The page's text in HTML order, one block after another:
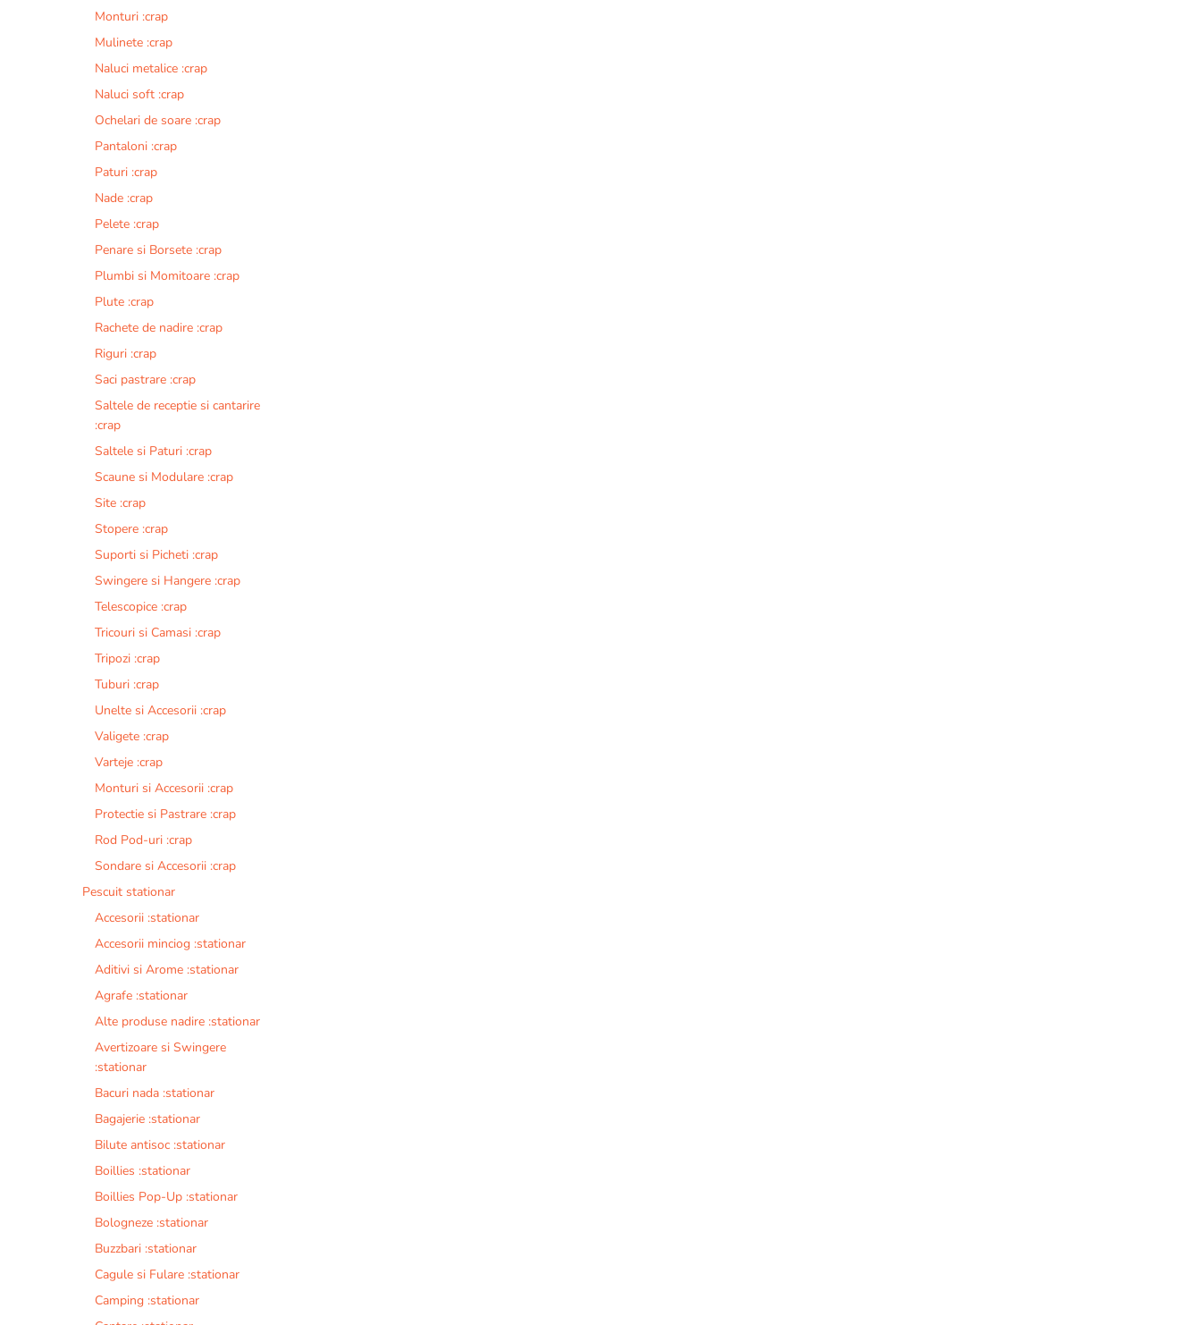
Monturi :crap
Mulinete :crap
Naluci metalice :crap
Naluci soft :crap
Ochelari de soare :crap
Pantaloni :crap
Paturi :crap
Nade :crap
Pelete :crap
Penare si Borsete :crap
Plumbi si Momitoare :crap
Plute :crap
Rachete de nadire :crap
Riguri :crap
Saci pastrare :crap
Saltele de receptie si cantarire
:crap
Saltele si Paturi :crap
Scaune si Modulare :crap
Site :crap
Stopere :crap
Suporti si Picheti :crap
Swingere si Hangere :crap
Telescopice :crap
Tricouri si Camasi :crap
Tripozi :crap
Tuburi :crap
Unelte si Accesorii :crap
Valigete :crap
Varteje :crap
Monturi si Accesorii :crap
Protectie si Pastrare :crap
Rod Pod-uri :crap
Sondare si Accesorii :crap
Pescuit stationar
Accesorii :stationar
Accesorii minciog :stationar
Aditivi si Arome :stationar
Agrafe :stationar
Alte produse nadire :stationar
Avertizoare si Swingere
:stationar
Bacuri nada :stationar
Bagajerie :stationar
Bilute antisoc :stationar
Boillies :stationar
Boillies Pop-Up :stationar
Bologneze :stationar
Buzzbari :stationar
Cagule si Fulare :stationar
Camping :stationar